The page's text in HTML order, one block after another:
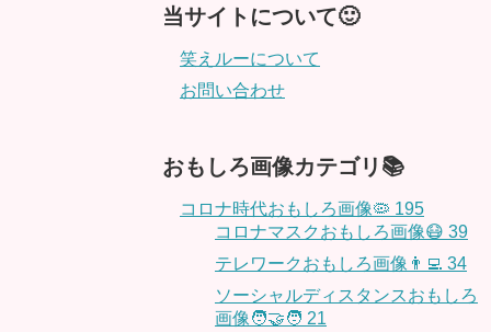
当サイトについて🙂
笑えルーについて
お問い合わせ
おもしろ画像カテゴリ📚
コロナ時代おもしろ画像🦠 195
コロナマスクおもしろ画像😷 39
テレワークおもしろ画像👨‍💻 34
ソーシャルディスタンスおもしろ
画像🧑‍🤝‍🧑 21